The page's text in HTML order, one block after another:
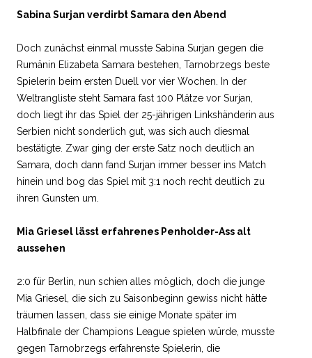
Sabina Surjan verdirbt Samara den Abend
Doch zunächst einmal musste Sabina Surjan gegen die
Rumänin Elizabeta Samara bestehen, Tarnobrzegs beste
Spielerin beim ersten Duell vor vier Wochen. In der
Weltrangliste steht Samara fast 100 Plätze vor Surjan,
doch liegt ihr das Spiel der 25-jährigen Linkshänderin aus
Serbien nicht sonderlich gut, was sich auch diesmal
bestätigte. Zwar ging der erste Satz noch deutlich an
Samara, doch dann fand Surjan immer besser ins Match
hinein und bog das Spiel mit 3:1 noch recht deutlich zu
ihren Gunsten um.
Mia Griesel lässt erfahrenes Penholder-Ass alt
aussehen
2:0 für Berlin, nun schien alles möglich, doch die junge
Mia Griesel, die sich zu Saisonbeginn gewiss nicht hätte
träumen lassen, dass sie einige Monate später im
Halbfinale der Champions League spielen würde, musste
gegen Tarnobrzegs erfahrenste Spielerin, die